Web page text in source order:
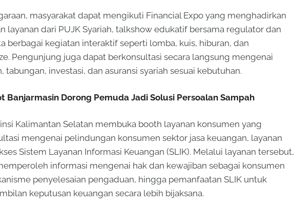
masyarakat dapat mengikuti Financial Expo yang menghadirkan
layanan dari PUJK Syariah, talkshow edukatif bersama regulator dan
berbagai kegiatan interaktif seperti lomba, kuis, hiburan, dan
Pengunjung juga dapat berkonsultasi secara langsung mengenai
tabungan, investasi, dan asuransi syariah sesuai kebutuhan.
Banjarmasin Dorong Pemuda Jadi Solusi Persoalan Sampah
Kalimantan Selatan membuka booth layanan konsumen yang
mengenai pelindungan konsumen sektor jasa keuangan, layanan
Sistem Layanan Informasi Keuangan (SLIK). Melalui layanan tersebut,
informasi mengenai hak dan kewajiban sebagai konsumen
penyelesaian pengaduan, hingga pemanfaatan SLIK untuk
keputusan keuangan secara lebih bijaksana.